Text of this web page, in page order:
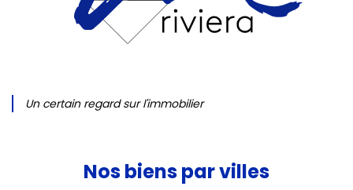
Un certain regard sur l'immobilier
Nos biens par villes